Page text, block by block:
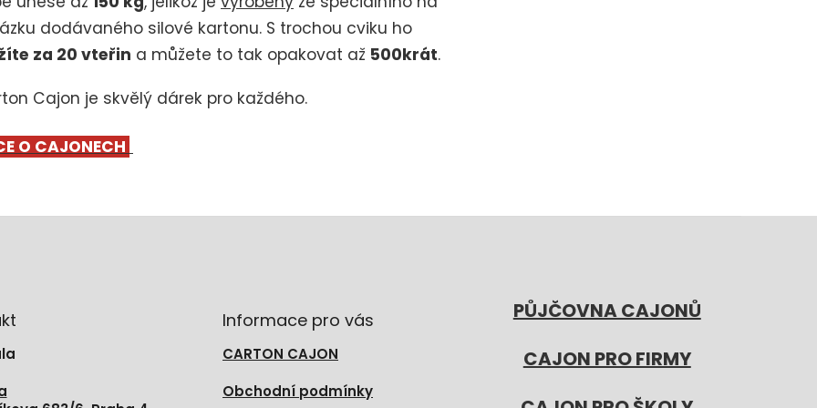
dodávaného silové kartonu. S trochou cviku ho
za 20 vteřin a můžete to tak opakovat až 500krát.
Cajon je skvělý dárek pro každého.
O CAJONECH
Informace pro vás
CARTON CAJON
Obchodní podmínky
PŮJČOVNA CAJONŮ
CAJON PRO FIRMY